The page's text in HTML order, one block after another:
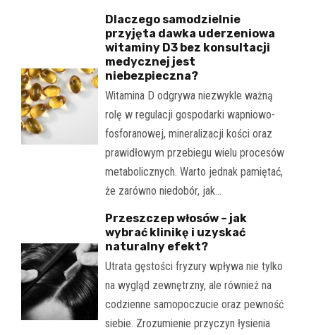
Dlaczego samodzielnie
przyjęta dawka uderzeniowa
witaminy D3 bez konsultacji
medycznej jest
niebezpieczna?
Witamina D odgrywa niezwykle ważną
rolę w regulacji gospodarki wapniowo-
fosforanowej, mineralizacji kości oraz
prawidłowym przebiegu wielu procesów
metabolicznych. Warto jednak pamiętać,
że zarówno niedobór, jak…
Przeszczep włosów – jak
wybrać klinikę i uzyskać
naturalny efekt?
Utrata gęstości fryzury wpływa nie tylko
na wygląd zewnętrzny, ale również na
codzienne samopoczucie oraz pewność
siebie. Zrozumienie przyczyn łysienia